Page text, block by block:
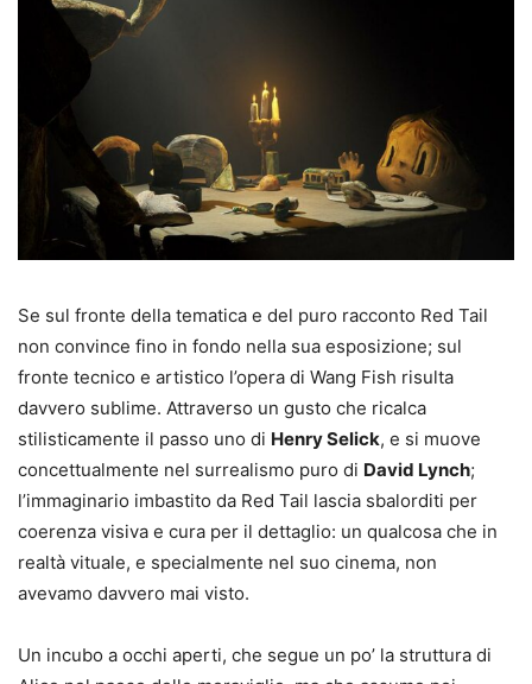
Se sul fronte della tematica e del puro racconto Red Tail
non convince fino in fondo nella sua esposizione; sul
fronte tecnico e artistico l’opera di Wang Fish risulta
davvero sublime. Attraverso un gusto che ricalca
stilisticamente il passo uno di Henry Selick, e si muove
concettualmente nel surrealismo puro di David Lynch;
l’immaginario imbastito da Red Tail lascia sbalorditi per
coerenza visiva e cura per il dettaglio: un qualcosa che in
realtà vituale, e specialmente nel suo cinema, non
avevamo davvero mai visto.
Un incubo a occhi aperti, che segue un po’ la struttura di